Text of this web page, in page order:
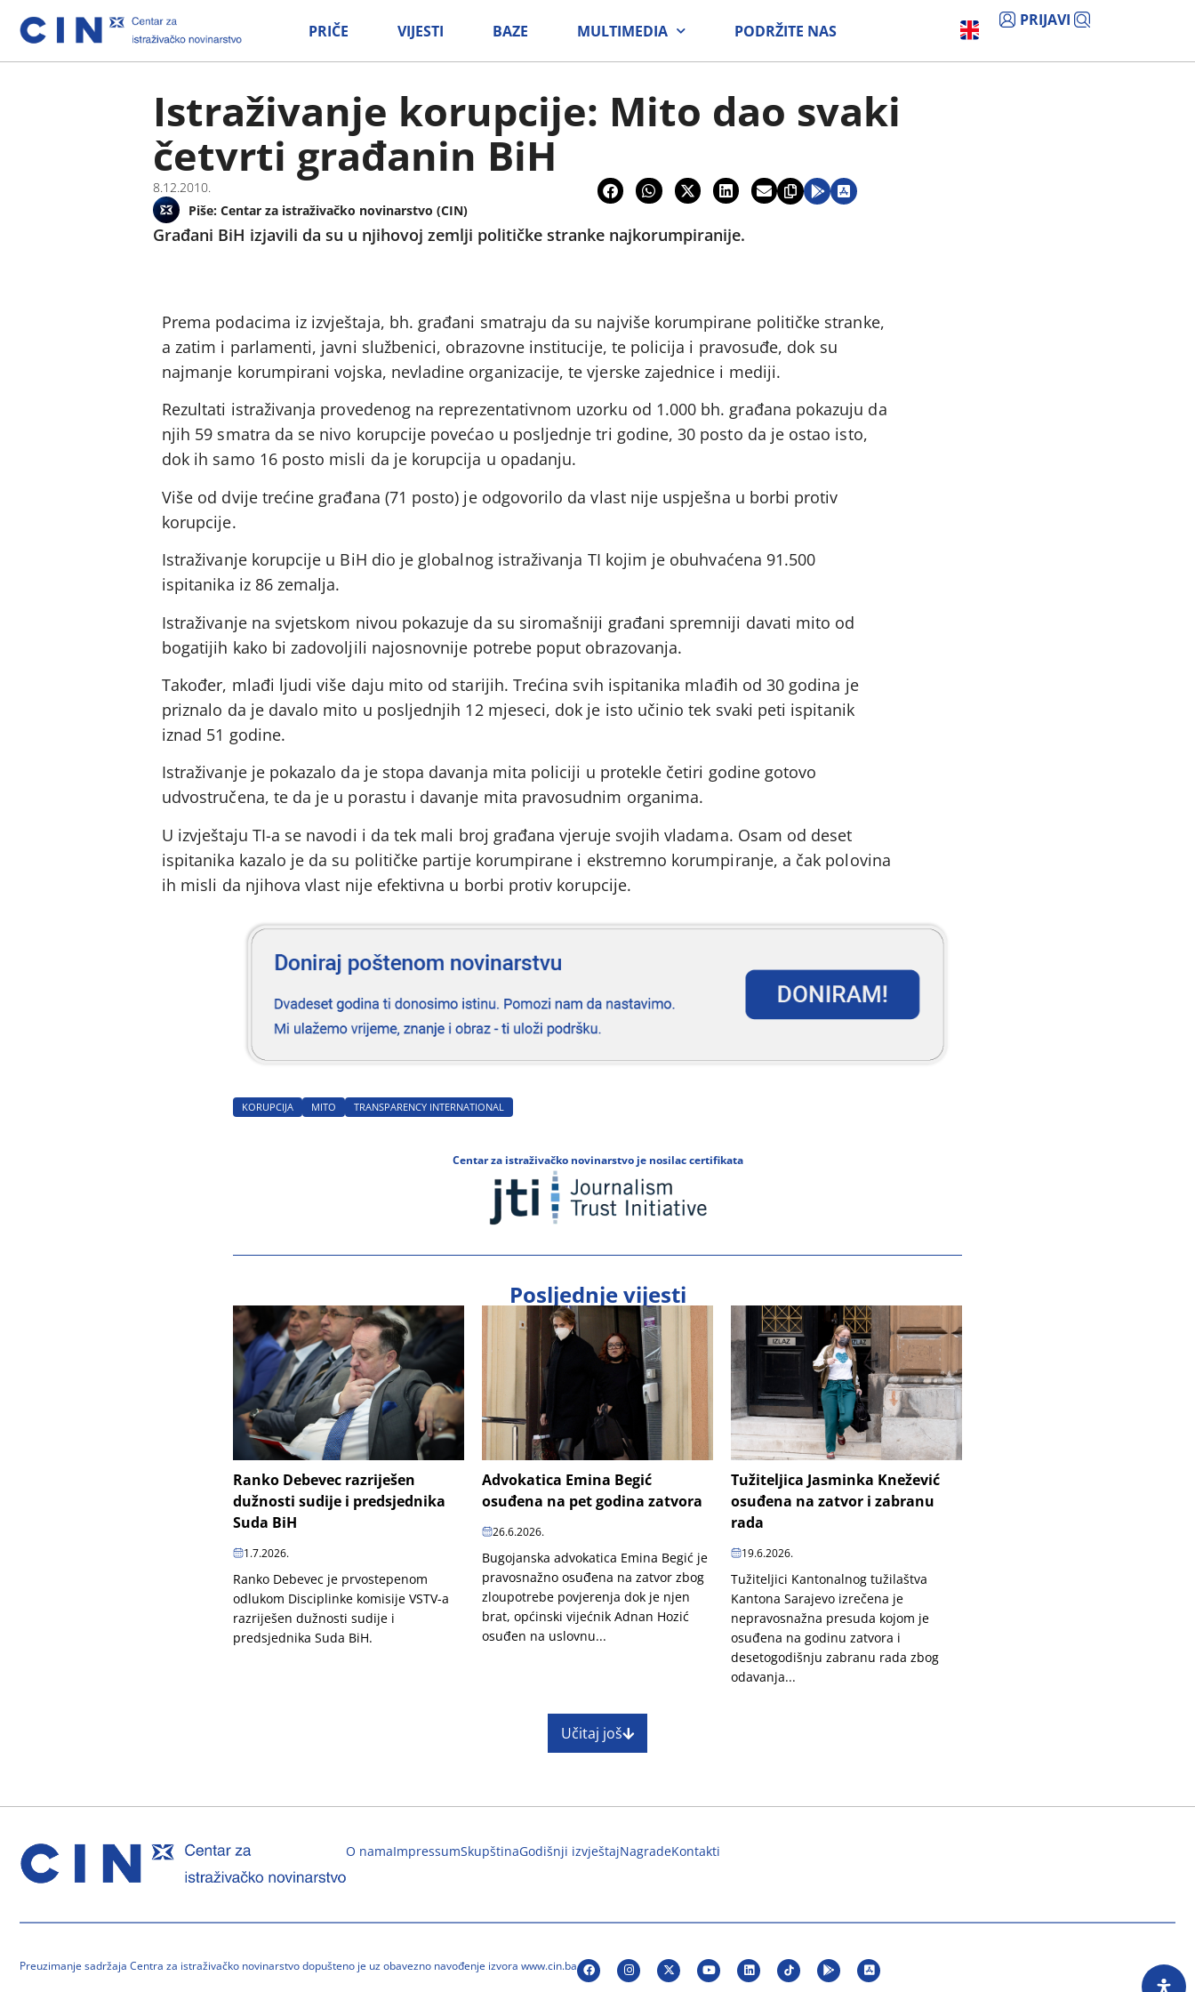
PRIČE VIJESTI BAZE MULTIMEDIA PODRŽITE NAS
PRIJAVI
Istraživanje korupcije: Mito dao svaki
četvrti građanin BiH
8.12.2010.
Piše: Centar za istraživačko novinarstvo (CIN)
Građani BiH izjavili da su u njihovoj zemlji političke stranke najkorumpiranije.
Prema podacima iz izvještaja, bh. građani smatraju da su najviše korumpirane političke stranke,
a zatim i parlamenti, javni službenici, obrazovne institucije, te policija i pravosuđe, dok su
najmanje korumpirani vojska, nevladine organizacije, te vjerske zajednice i mediji.
Rezultati istraživanja provedenog na reprezentativnom uzorku od 1.000 bh. građana pokazuju da
njih 59 smatra da se nivo korupcije povećao u posljednje tri godine, 30 posto da je ostao isto,
dok ih samo 16 posto misli da je korupcija u opadanju.
Više od dvije trećine građana (71 posto) je odgovorilo da vlast nije uspješna u borbi protiv
korupcije.
Istraživanje korupcije u BiH dio je globalnog istraživanja TI kojim je obuhvaćena 91.500
ispitanika iz 86 zemalja.
Istraživanje na svjetskom nivou pokazuje da su siromašniji građani spremniji davati mito od
bogatijih kako bi zadovoljili najosnovnije potrebe poput obrazovanja.
Također, mlađi ljudi više daju mito od starijih. Trećina svih ispitanika mlađih od 30 godina je
priznalo da je davalo mito u posljednjih 12 mjeseci, dok je isto učinio tek svaki peti ispitanik
iznad 51 godine.
Istraživanje je pokazalo da je stopa davanja mita policiji u protekle četiri godine gotovo
udvostručena, te da je u porastu i davanje mita pravosudnim organima.
U izvještaju TI-a se navodi i da tek mali broj građana vjeruje svojih vladama. Osam od deset
ispitanika kazalo je da su političke partije korumpirane i ekstremno korumpiranje, a čak polovina
ih misli da njihova vlast nije efektivna u borbi protiv korupcije.
KORUPCIJA MITO TRANSPARENCY INTERNATIONAL
Centar za istraživačko novinarstvo je nosilac certifikata
Posljednje vijesti
Ranko Debevec razriješen
dužnosti sudije i predsjednika
Suda BiH
1.7.2026.
Ranko Debevec je prvostepenom
odlukom Disciplinke komisije VSTV-a
razriješen dužnosti sudije i
predsjednika Suda BiH.
Advokatica Emina Begić
osuđena na pet godina zatvora
26.6.2026.
Bugojanska advokatica Emina Begić je
pravosnažno osuđena na zatvor zbog
zloupotrebe povjerenja dok je njen
brat, općinski vijećnik Adnan Hozić
osuđen na uslovnu...
Tužiteljica Jasminka Knežević
osuđena na zatvor i zabranu
rada
19.6.2026.
Tužiteljici Kantonalnog tužilaštva
Kantona Sarajevo izrečena je
nepravosnažna presuda kojom je
osuđena na godinu zatvora i
desetogodišnju zabranu rada zbog
odavanja...
Učitaj još
O namaImpressumSkupštinaGodišnji izvještajNagradeKontakti
Preuzimanje sadržaja Centra za istraživačko novinarstvo dopušteno je uz obavezno navođenje izvora www.cin.ba